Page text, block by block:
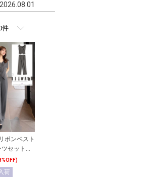
2026.08.01
ボンベスト
セットア
荷